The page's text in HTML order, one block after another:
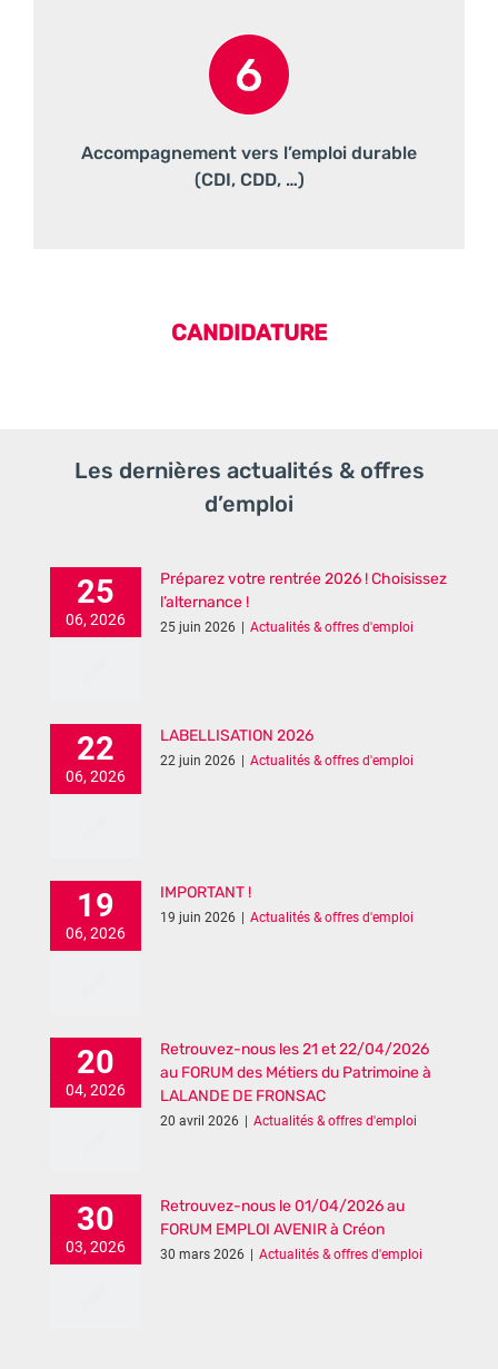
Accompagnement vers l’emploi durable
(CDI, CDD, …)
CANDIDATURE
Les dernières actualités & offres
d’emploi
25
06, 2026
Préparez votre rentrée 2026 ! Choisissez
l’alternance !
25 juin 2026 Actualités & offres d'emploi
22
06, 2026
LABELLISATION 2026
22 juin 2026 Actualités & offres d'emploi
19
06, 2026
IMPORTANT !
19 juin 2026 Actualités & offres d'emploi
20
04, 2026
Retrouvez-nous les 21 et 22/04/2026
au FORUM des Métiers du Patrimoine à
LALANDE DE FRONSAC
20 avril 2026 Actualités & offres d'emploi
30
03, 2026
Retrouvez-nous le 01/04/2026 au
FORUM EMPLOI AVENIR à Créon
30 mars 2026 Actualités & offres d'emploi